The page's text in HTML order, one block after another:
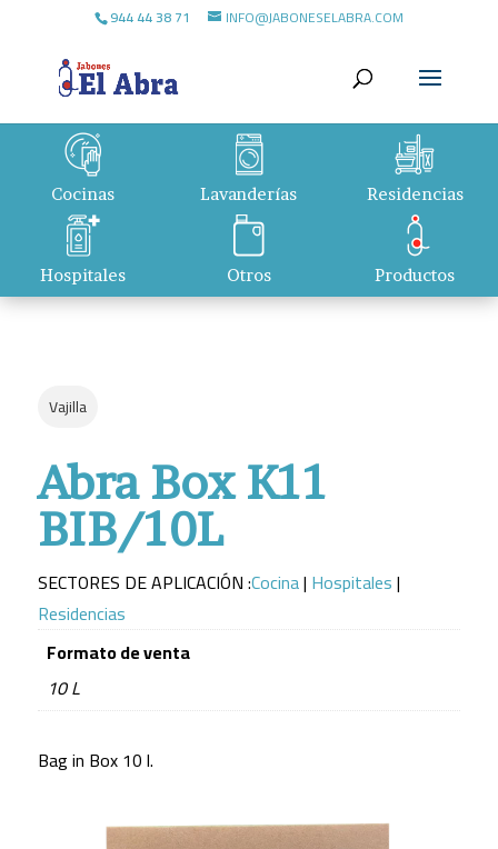
944 44 38 71 INFO@JABONESELABRA.COM
Cocinas
Hospitales
Lavanderías
Otros
Residencias
Productos
Vajilla
Abra Box K11
BIB/10L
SECTORES DE APLICACIÓN :Cocina| Hospitales|
Residencias
Formato de venta
10 L
Bag in Box 10 l.